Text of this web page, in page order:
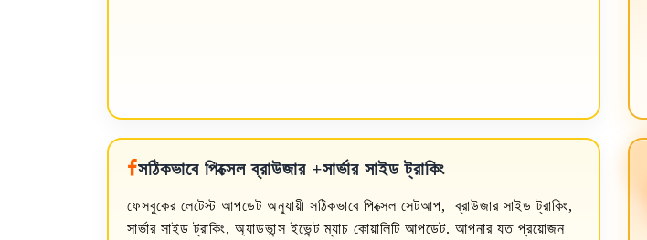
সঠিকভাবে পিক্সেল ব্রাউজার +সার্ভার সাইড ট্রাকিং
ফেসবুকের লেটেস্ট আপডেট অনুযায়ী সঠিকভাবে পিক্সেল সেটআপ, ব্রাউজার সাইড ট্রাকিং,
সার্ভার সাইড ট্রাকিং, অ্যাডভান্স ইভেন্ট ম্যাচ কোয়ালিটি আপডেট. আপনার যত প্রয়োজন